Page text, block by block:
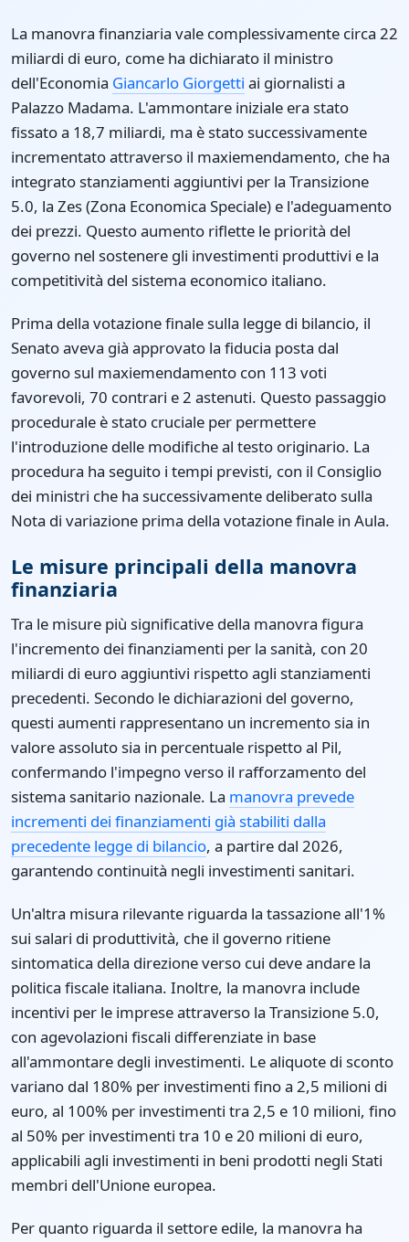
La manovra finanziaria vale complessivamente circa 22
miliardi di euro, come ha dichiarato il ministro
dell'Economia Giancarlo Giorgetti ai giornalisti a
Palazzo Madama. L'ammontare iniziale era stato
fissato a 18,7 miliardi, ma è stato successivamente
incrementato attraverso il maxiemendamento, che ha
integrato stanziamenti aggiuntivi per la Transizione
5.0, la Zes (Zona Economica Speciale) e l'adeguamento
dei prezzi. Questo aumento riflette le priorità del
governo nel sostenere gli investimenti produttivi e la
competitività del sistema economico italiano.
Prima della votazione finale sulla legge di bilancio, il
Senato aveva già approvato la fiducia posta dal
governo sul maxiemendamento con 113 voti
favorevoli, 70 contrari e 2 astenuti. Questo passaggio
procedurale è stato cruciale per permettere
l'introduzione delle modifiche al testo originario. La
procedura ha seguito i tempi previsti, con il Consiglio
dei ministri che ha successivamente deliberato sulla
Nota di variazione prima della votazione finale in Aula.
Le misure principali della manovra
finanziaria
Tra le misure più significative della manovra figura
l'incremento dei finanziamenti per la sanità, con 20
miliardi di euro aggiuntivi rispetto agli stanziamenti
precedenti. Secondo le dichiarazioni del governo,
questi aumenti rappresentano un incremento sia in
valore assoluto sia in percentuale rispetto al Pil,
confermando l'impegno verso il rafforzamento del
sistema sanitario nazionale. La manovra prevede
incrementi dei finanziamenti già stabiliti dalla
precedente legge di bilancio, a partire dal 2026,
garantendo continuità negli investimenti sanitari.
Un'altra misura rilevante riguarda la tassazione all'1%
sui salari di produttività, che il governo ritiene
sintomatica della direzione verso cui deve andare la
politica fiscale italiana. Inoltre, la manovra include
incentivi per le imprese attraverso la Transizione 5.0,
con agevolazioni fiscali differenziate in base
all'ammontare degli investimenti. Le aliquote di sconto
variano dal 180% per investimenti fino a 2,5 milioni di
euro, al 100% per investimenti tra 2,5 e 10 milioni, fino
al 50% per investimenti tra 10 e 20 milioni di euro,
applicabili agli investimenti in beni prodotti negli Stati
membri dell'Unione europea.
Per quanto riguarda il settore edile, la manovra ha